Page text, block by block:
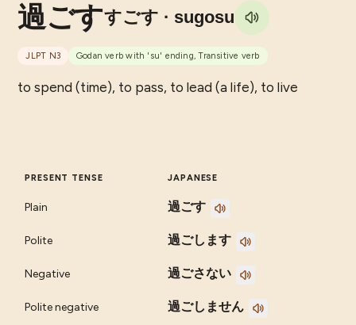
過ごすすごす · sugosu
JLPT N3 Godan verb with 'su' ending, Transitive verb
to spend (time), to pass, to lead (a life), to live
PRESENT TENSE JAPANESE
Plain 過ごす
Polite 過ごします
Negative 過ごさない
Polite negative 過ごしません